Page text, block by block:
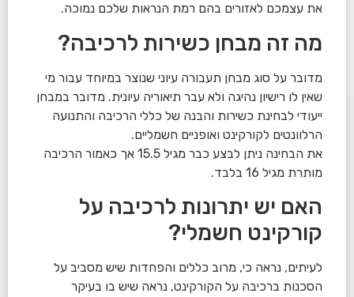
את עצמכם לאזורים בהם רמת הנראות שלכם נמוכה.
מה זה מבחן כשירות לרכיבה?
מדובר על סוג מבחן תעבורה עיוני שנוצר במיוחד עבור מי
שאין לו רישיון נהיגה ולא עבר תיאוריה עיונית. מדובר במבחן
ייעודי לבחינת כשירות והבנה של כללי הרכיבה והתנועה
הרלוונטים לקורקינט ואופניים חשמליים.
את הבחינה ניתן לבצע כבר מגיל 15.5 אך כאמור הרכיבה
מותרת מגיל 16 בלבד.
האם יש יתרונות לרכיבה על
קורקינט חשמלי?
לעיתים, נראה כי, מרוב כללים והפחדות שיש מסביב על
הסכנות ברכיבה על הקורקינט, נראה שיש בו בעיקר